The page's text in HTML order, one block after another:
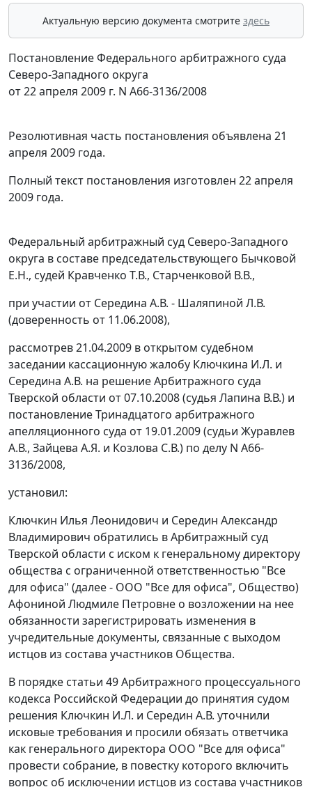
Актуальную версию документа смотрите здесь
Постановление Федерального арбитражного суда
Северо-Западного округа
от 22 апреля 2009 г. N А66-3136/2008
Резолютивная часть постановления объявлена 21
апреля 2009 года.
Полный текст постановления изготовлен 22 апреля
2009 года.
Федеральный арбитражный суд Северо-Западного
округа в составе председательствующего Бычковой
Е.Н., судей Кравченко Т.В., Старченковой В.В.,
при участии от Середина А.В. - Шаляпиной Л.В.
(доверенность от 11.06.2008),
рассмотрев 21.04.2009 в открытом судебном
заседании кассационную жалобу Ключкина И.Л. и
Середина А.В. на решение Арбитражного суда
Тверской области от 07.10.2008 (судья Лапина В.В.) и
постановление Тринадцатого арбитражного
апелляционного суда от 19.01.2009 (судьи Журавлев
А.В., Зайцева А.Я. и Козлова С.В.) по делу N А66-
3136/2008,
установил:
Ключкин Илья Леонидович и Середин Александр
Владимирович обратились в Арбитражный суд
Тверской области с иском к генеральному директору
общества с ограниченной ответственностью "Все
для офиса" (далее - ООО "Все для офиса", Общество)
Афониной Людмиле Петровне о возложении на нее
обязанности зарегистрировать изменения в
учредительные документы, связанные с выходом
истцов из состава участников Общества.
В порядке статьи 49Арбитражного процессуального
кодекса Российской Федерации до принятия судом
решения Ключкин И.Л. и Середин А.В. уточнили
исковые требования и просили обязать ответчика
как генерального директора ООО "Все для офиса"
провести собрание, в повестку которого включить
вопрос об исключении истцов из состава участников